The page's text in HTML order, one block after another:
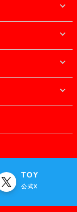
TOY
公式X